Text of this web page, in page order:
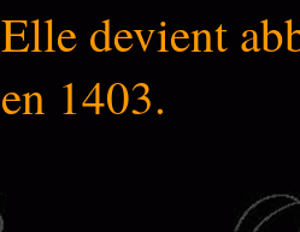
Elle devient
en 1403.